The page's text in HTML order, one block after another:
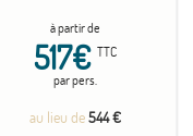
à partir de
517€ TTC
par pers.
au lieu de544 €